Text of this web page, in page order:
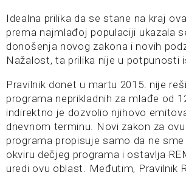
Idealna prilika da se stane na kraj
prema najmlađoj populaciji ukazala
donošenja novog zakona i novih
Nažalost, ta prilika nije u potpunosti
Pravilnik donet u martu 2015. nije
programa neprikladnih za mlađe od
indirektno je dozvolio njihovo
dnevnom terminu. Novi zakon za
programa propisuje samo da ne
okviru dečjeg programa i ostavlja
uredi ovu oblast. Međutim, Pravilnik